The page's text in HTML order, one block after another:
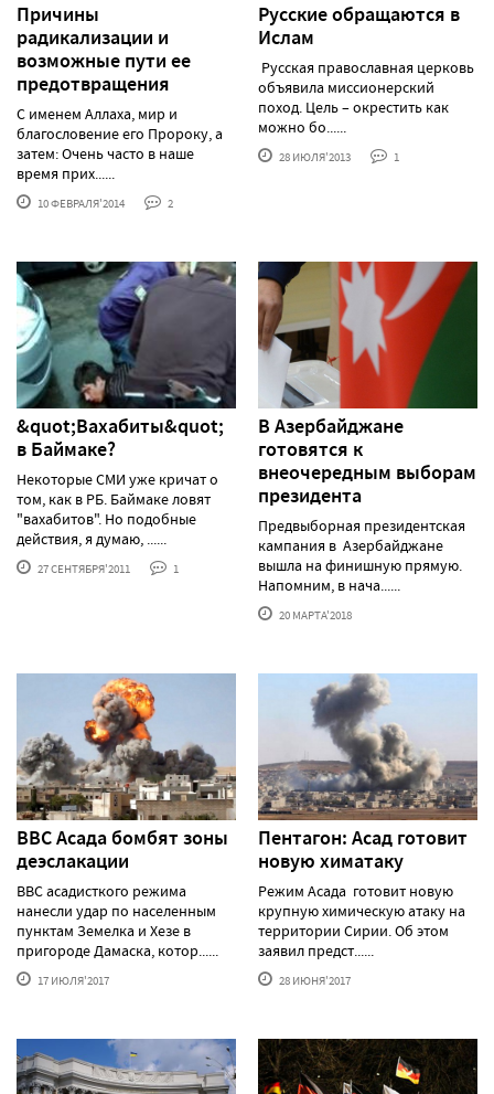
Причины
радикализации и
возможные пути ее
предотвращения
С именем Аллаха, мир и
благословение его Пророку, а
затем: Очень часто в наше
время прих......
10 ФЕВРАЛЯ'2014 2
Русские обращаются в
Ислам
Русская православная церковь
объявила миссионерский
поход. Цель – окрестить как
можно бо......
28 ИЮЛЯ'2013 1
&quot;Вахабиты&quot;
в Баймаке?
Некоторые СМИ уже кричат о
том, как в РБ. Баймаке ловят
"вахабитов". Но подобные
действия, я думаю, ......
27 СЕНТЯБРЯ'2011 1
В Азербайджане
готовятся к
внеочередным выборам
президента
Предвыборная президентская
кампания в Азербайджане
вышла на финишную прямую.
Напомним, в нача......
20 МАРТА'2018
ВВС Асада бомбят зоны
деэслакации
ВВС асадисткого режима
нанесли удар по населенным
пунктам Земелка и Хезе в
пригороде Дамаска, котор......
17 ИЮЛЯ'2017
Пентагон: Асад готовит
новую химатаку
Режим Асада готовит новую
крупную химическую атаку на
территории Сирии. Об этом
заявил предст......
28 ИЮНЯ'2017